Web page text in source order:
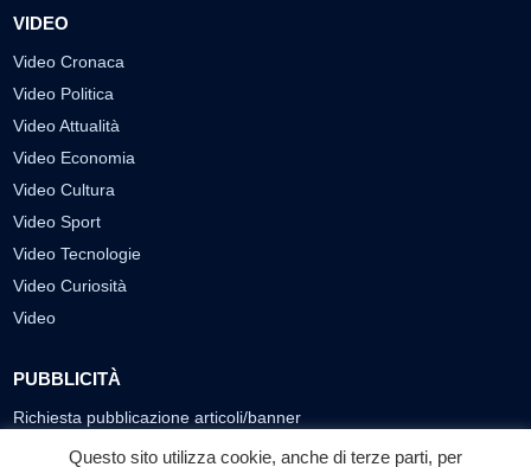
VIDEO
Video Cronaca
Video Politica
Video Attualità
Video Economia
Video Cultura
Video Sport
Video Tecnologie
Video Curiosità
Video
PUBBLICITÀ
Richiesta pubblicazione articoli/banner
Questo sito utilizza cookie, anche di terze parti, per